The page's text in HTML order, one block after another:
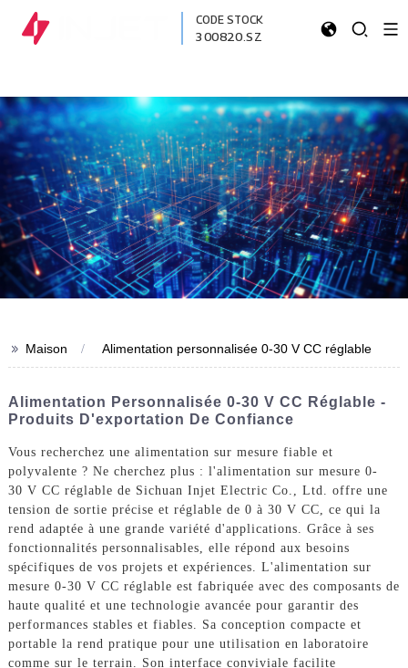
CODE STOCK
300820.SZ
>> Maison Alimentation personnalisée 0-30 V CC réglable
Alimentation Personnalisée 0-30 V CC Réglable -
Produits D'exportation De Confiance
Vous recherchez une alimentation sur mesure fiable et
polyvalente ? Ne cherchez plus : l'alimentation sur mesure 0-
30 V CC réglable de Sichuan Injet Electric Co., Ltd. offre une
tension de sortie précise et réglable de 0 à 30 V CC, ce qui la
rend adaptée à une grande variété d'applications. Grâce à ses
fonctionnalités personnalisables, elle répond aux besoins
spécifiques de vos projets et expériences. L'alimentation sur
mesure 0-30 V CC réglable est fabriquée avec des composants de
haute qualité et une technologie avancée pour garantir des
performances stables et fiables. Sa conception compacte et
portable la rend pratique pour une utilisation en laboratoire
comme sur le terrain. Son interface conviviale facilite